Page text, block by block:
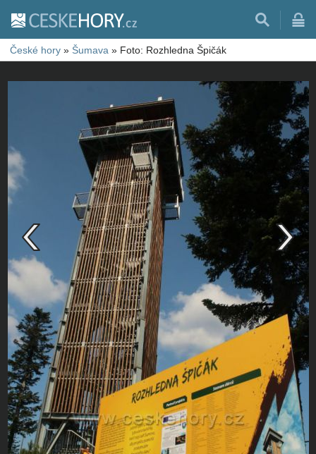
České hory » Šumava » Foto: Rozhledna Špičák